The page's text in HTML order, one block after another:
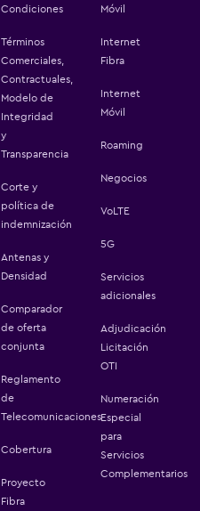
Condiciones
Términos
Comerciales,
Contractuales,
Modelo de
Integridad
y
Transparencia
Corte y
política de
indemnización
Antenas y
Densidad
Comparador
de oferta
conjunta
Reglamento
de
Telecomunicaciones
Cobertura
Proyecto
Fibra
Móvil
Internet
Fibra
Internet
Móvil
Roaming
Negocios
VoLTE
5G
Servicios
adicionales
Adjudicación
Licitación
OTI
Numeración
Especial
para
Servicios
Complementarios